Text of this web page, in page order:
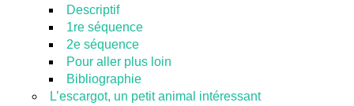
Descriptif
1re séquence
2e séquence
Pour aller plus loin
Bibliographie
L’escargot, un petit animal intéressant